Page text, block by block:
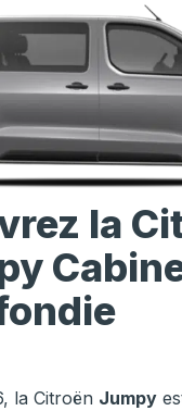
la
la Citroën Jumpy